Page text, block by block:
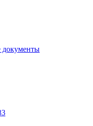
документы